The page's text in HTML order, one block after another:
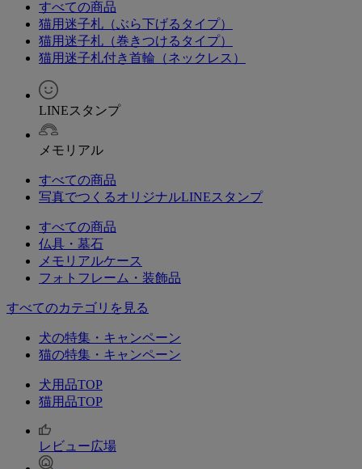
すべての商品
猫用迷子札（ぶら下げるタイプ）
猫用迷子札（巻きつけるタイプ）
猫用迷子札付き首輪（ネックレス）
LINEスタンプ
メモリアル
すべての商品
写真でつくるオリジナルLINEスタンプ
すべての商品
仏具・墓石
メモリアルケース
フォトフレーム・装飾品
すべてのカテゴリを見る
犬の特集・キャンペーン
猫の特集・キャンペーン
犬用品TOP
猫用品TOP
レビュー広場